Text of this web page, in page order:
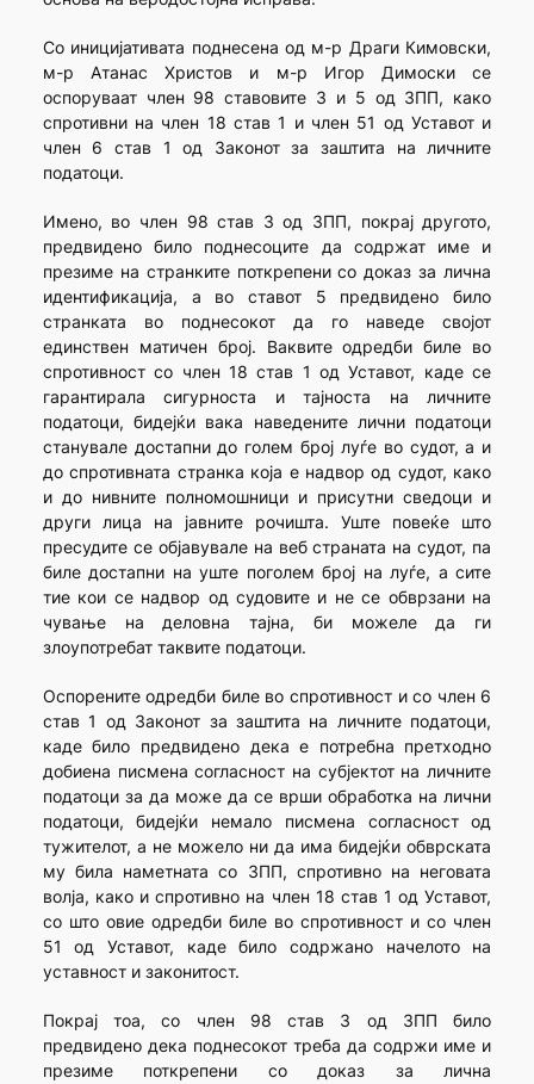
Со иницијативата поднесена од м-р Драги Кимовски,
м-р Атанас Христов и м-р Игор Димоски се
оспоруваат член 98 ставовите 3 и 5 од ЗПП, како
спротивни на член 18 став 1 и член 51 од Уставот и
член 6 став 1 од Законот за заштита на личните
податоци.
Имено, во член 98 став 3 од ЗПП, покрај другото,
предвидено било поднесоците да содржат име и
презиме на странките поткрепени со доказ за лична
идентификација, а во ставот 5 предвидено било
странката во поднесокот да го наведе својот
единствен матичен број. Ваквите одредби биле во
спротивност со член 18 став 1 од Уставот, каде се
гарантирала сигурноста и тајноста на личните
податоци, бидејќи вака наведените лични податоци
станувале достапни до голем број луѓе во судот, а и
до спротивната странка која е надвор од судот, како
и до нивните полномошници и присутни сведоци и
други лица на јавните рочишта. Уште повеќе што
пресудите се објавувале на веб страната на судот, па
биле достапни на уште поголем број на луѓе, а сите
тие кои се надвор од судовите и не се обврзани на
чување на деловна тајна, би можеле да ги
злоупотребат таквите податоци.
Оспорените одредби биле во спротивност и со член 6
став 1 од Законот за заштита на личните податоци,
каде било предвидено дека е потребна претходно
добиена писмена согласност на субјектот на личните
податоци за да може да се врши обработка на лични
податоци, бидејќи немало писмена согласност од
тужителот, а не можело ни да има бидејќи обврската
му била наметната со ЗПП, спротивно на неговата
волја, како и спротивно на член 18 став 1 од Уставот,
со што овие одредби биле во спротивност и со член
51 од Уставот, каде било содржано начелото на
уставност и законитост.
Покрај тоа, со член 98 став 3 од ЗПП било
предвидено дека поднесокот треба да содржи име и
презиме поткрепени со доказ за лична